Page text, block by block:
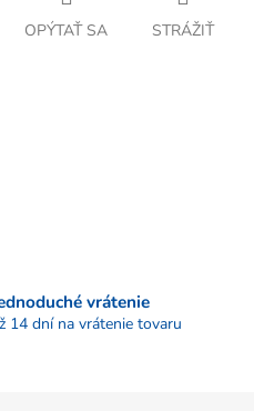
OPÝTAŤ SA STRÁŽIŤ
vrátenie
14 dní na vrátenie tovaru